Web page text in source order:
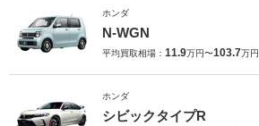
ホンダ
N-WGN
平均買取相場： 11.9万円〜103.7万円
ホンダ
シビックタイプR